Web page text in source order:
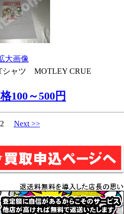
大画像
ャツ MOTLEY CRUE
2 Next >>